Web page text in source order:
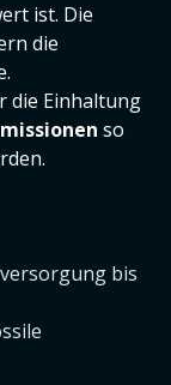
ist. Die
die
die Einhaltung
so
bis